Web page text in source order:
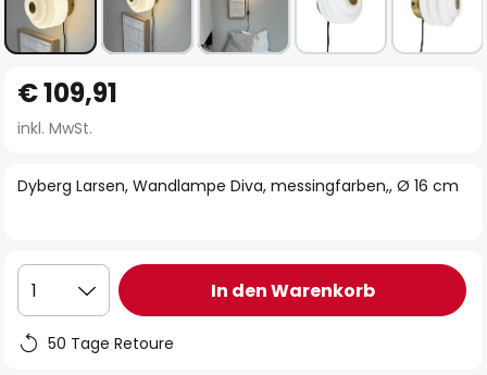
Anfang
der
springen
Dyberg Larsen, Wandlampe Diva, messingfarben,, Ø 16 cm
€ 109,91
inkl. MwSt.
1 In den Warenkorb
50 Tage Retoure